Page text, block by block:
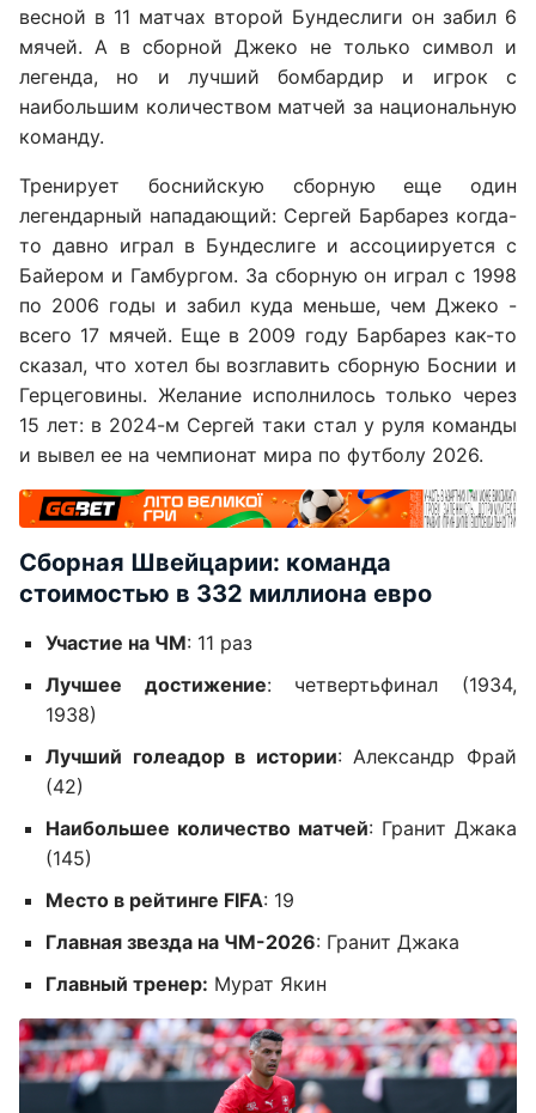
весной в 11 матчах второй Бундеслиги он забил 6
мячей. А в сборной Джеко не только символ и
легенда, но и лучший бомбардир и игрок с
наибольшим количеством матчей за национальную
команду.
Тренирует боснийскую сборную еще один
легендарный нападающий: Сергей Барбарез когда-
то давно играл в Бундеслиге и ассоциируется с
Байером и Гамбургом. За сборную он играл с 1998
по 2006 годы и забил куда меньше, чем Джеко -
всего 17 мячей. Еще в 2009 году Барбарез как-то
сказал, что хотел бы возглавить сборную Боснии и
Герцеговины. Желание исполнилось только через
15 лет: в 2024-м Сергей таки стал у руля команды
и вывел ее на чемпионат мира по футболу 2026.
Сборная Швейцарии: команда
стоимостью в 332 миллиона евро
Участие на ЧМ: 11 раз
Лучшее достижение: четвертьфинал (1934,
1938)
Лучший голеадор в истории: Александр Фрай
(42)
Наибольшее количество матчей: Гранит Джака
(145)
Место в рейтинге FIFA: 19
Главная звезда на ЧМ-2026: Гранит Джака
Главный тренер: Мурат Якин